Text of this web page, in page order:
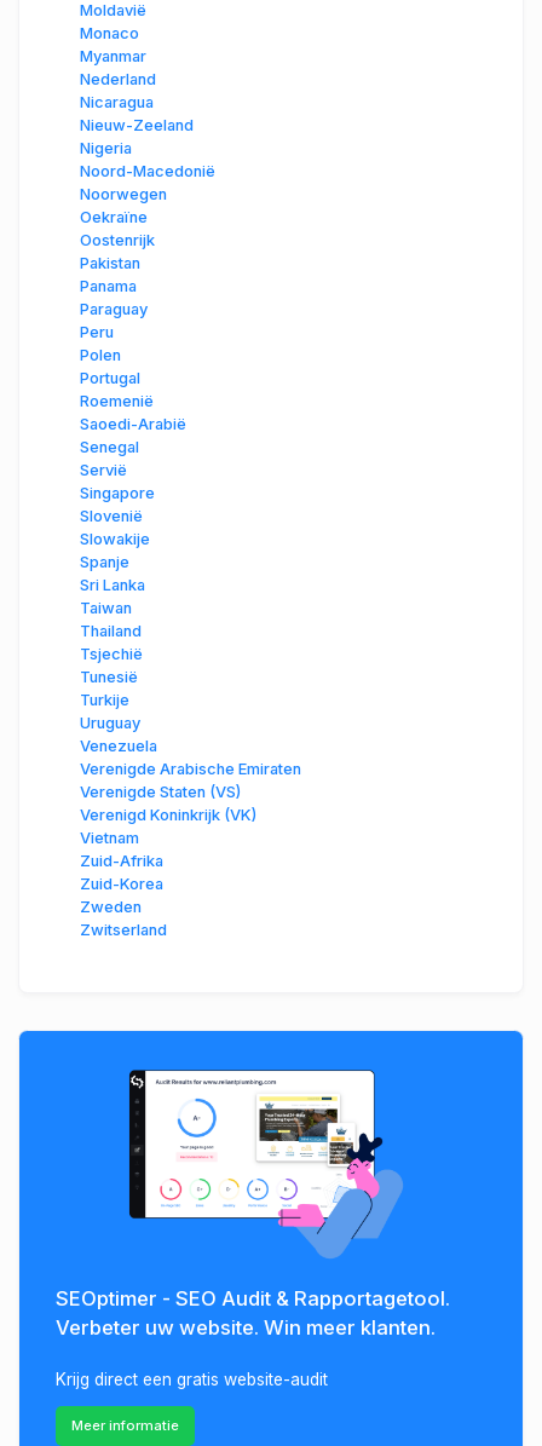
Moldavië
Monaco
Myanmar
Nederland
Nicaragua
Nieuw-Zeeland
Nigeria
Noord-Macedonië
Noorwegen
Oekraïne
Oostenrijk
Pakistan
Panama
Paraguay
Peru
Polen
Portugal
Roemenië
Saoedi-Arabië
Senegal
Servië
Singapore
Slovenië
Slowakije
Spanje
Sri Lanka
Taiwan
Thailand
Tsjechië
Tunesië
Turkije
Uruguay
Venezuela
Verenigde Arabische Emiraten
Verenigde Staten (VS)
Verenigd Koninkrijk (VK)
Vietnam
Zuid-Afrika
Zuid-Korea
Zweden
Zwitserland
SEOptimer - SEO Audit & Rapportagetool.
Verbeter uw website. Win meer klanten.
Krijg direct een gratis website-audit
Meer informatie